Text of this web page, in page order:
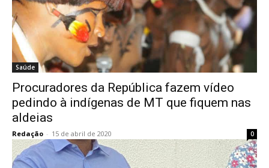
Saúde
Procuradores da República fazem vídeo
pedindo à indígenas de MT que fiquem nas
aldeias
Redação - 15 de abril de 2020 0